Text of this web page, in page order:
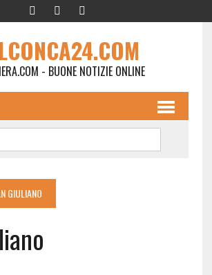
- BUONE NOTIZIE ONLINE
GIULIANO